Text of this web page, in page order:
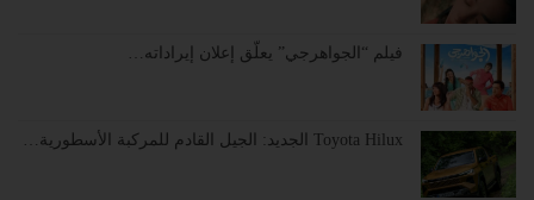
فيلم “الجواهرجي” يعلّق إعلان إيراداته…
Toyota Hilux الجديد: الجيل القادم للمركبة الأسطورية…